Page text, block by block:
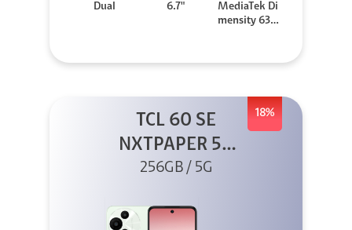
Dual
6.7"
MediaTek Di
mensity 630
18%
TCL 60 SE
NXTPAPER 5G
256GB Verde +
256GB / 5G